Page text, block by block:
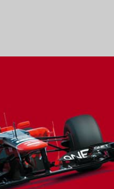
PAULO IBIRAPUERA